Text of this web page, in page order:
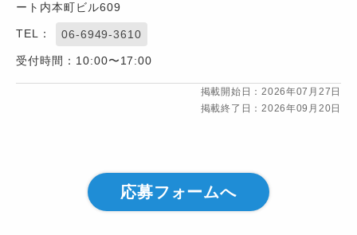
ート内本町ビル609
TEL： 06-6949-3610
受付時間：10:00〜17:00
掲載開始日：2026年07月27日
掲載終了日：2026年09月20日
応募フォームへ